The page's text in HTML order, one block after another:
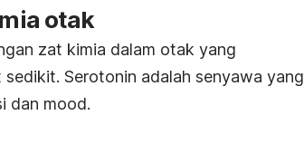
otak
zat kimia dalam otak yang
sedikit. Serotonin adalah senyawa yang
dan mood.